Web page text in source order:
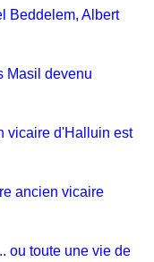
Beddelem, Albert
Masil devenu
vicaire d'Halluin est
ancien vicaire
ou toute une vie de